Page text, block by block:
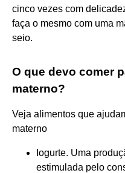
cinco vezes com
faça o mesmo com uma
seio.
O que devo comer
materno?
Veja alimentos que
materno
Iogurte. Uma
estimulada pelo